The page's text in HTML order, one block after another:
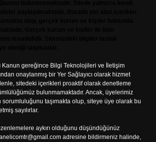
Kanun gereğince Bilgi Teknolojileri ve İletişim
onaylanmış bir Yer Sağlayıcı olarak hizmet
sitedeki içerikleri proaktif olarak denetleme
bulunmamaktadır. Ancak, üyelerimiz
sorumluluğunu taşımakta olup, siteye üye olarak bu
sayılırlar.
aykırı olduğunu düşündüğünüz
adresine bildirmeniz halinde,